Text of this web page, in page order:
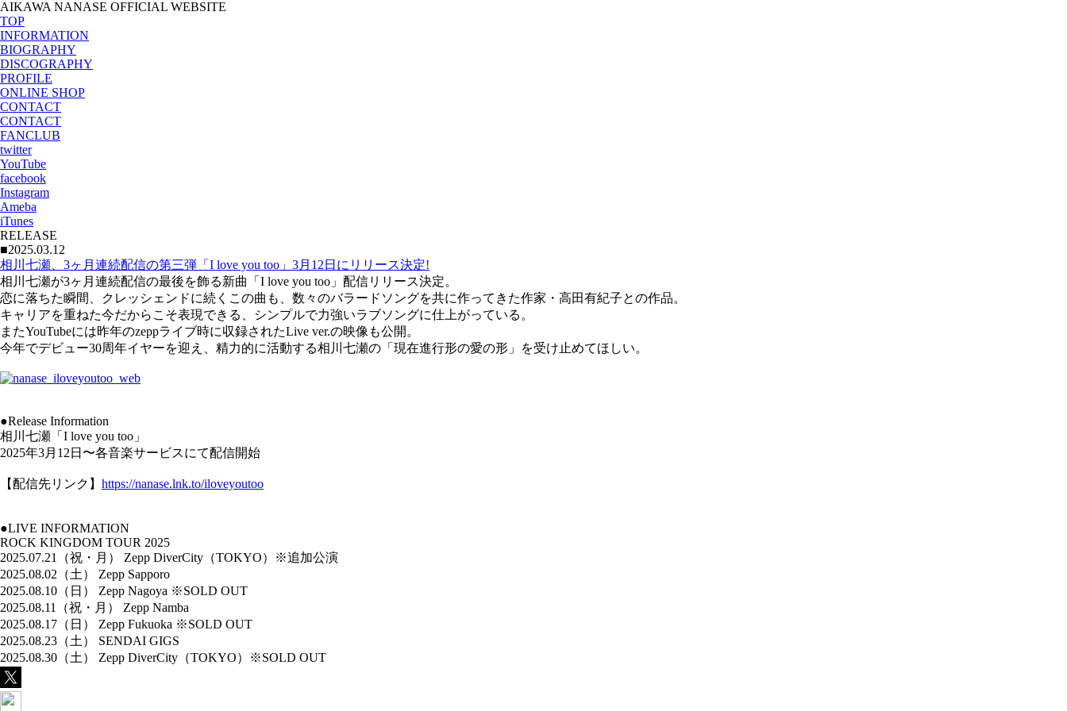
AIKAWA NANASE OFFICIAL WEBSITE
TOP
INFORMATION
BIOGRAPHY
DISCOGRAPHY
PROFILE
ONLINE SHOP
CONTACT
CONTACT
FANCLUB
twitter
YouTube
facebook
Instagram
Ameba
iTunes
RELEASE
■2025.03.12
相川七瀬、3ヶ月連続配信の第三弾「I love you too」3月12日にリリース決定!
相川七瀬が3ヶ月連続配信の最後を飾る新曲「I love you too」配信リリース決定。
恋に落ちた瞬間、クレッシェンドに続くこの曲も、数々のバラードソングを共に作ってきた作家・高田有紀子との作品。
キャリアを重ねた今だからこそ表現できる、シンプルで力強いラブソングに仕上がっている。
またYouTubeには昨年のzeppライブ時に収録されたLive ver.の映像も公開。
今年でデビュー30周年イヤーを迎え、精力的に活動する相川七瀬の「現在進行形の愛の形」を受け止めてほしい。
●Release Information
相川七瀬「I love you too」
2025年3月12日〜各音楽サービスにて配信開始
【配信先リンク】 https://nanase.lnk.to/iloveyoutoo
●LIVE INFORMATION
ROCK KINGDOM TOUR 2025
2025.07.21（祝・月） Zepp DiverCity（TOKYO）※追加公演
2025.08.02（土） Zepp Sapporo
2025.08.10（日） Zepp Nagoya ※SOLD OUT
2025.08.11（祝・月） Zepp Namba
2025.08.17（日） Zepp Fukuoka ※SOLD OUT
2025.08.23（土） SENDAI GIGS
2025.08.30（土） Zepp DiverCity（TOKYO）※SOLD OUT